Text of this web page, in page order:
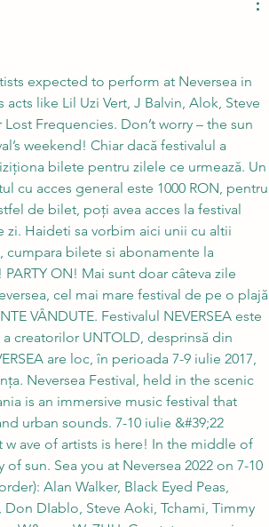
expected to perform at Neversea in
acts like Lil Uzi Vert, J Balvin, Alok, Steve
Frequencies. Don’t worry – the sun
weekend! Chiar dacă festivalul a
bilete pentru zilele ce urmează. Un
cu acces general este 1000 RON, pentru
de bilet, poți avea acces la festival
zi. Haideti sa vorbim aici unii cu altii
cumpara bilete si abonamente la
ON! Mai sunt doar câteva zile
cel mai mare festival de pe o plajă
VÂNDUTE. Festivalul NEVERSEA este
creatorilor UNTOLD, desprinsă din
are loc, în perioada 7-9 iulie 2017,
Neversea Festival, held in the scenic
is an immersive music festival that
urban sounds. 7-10 iulie &#39;22
w ave of artists is here! In the middle of
sun. Sea you at Neversea 2022 on 7-10
Alan Walker, Black Eyed Peas,
DIablo, Steve Aoki, Tchami, Timmy